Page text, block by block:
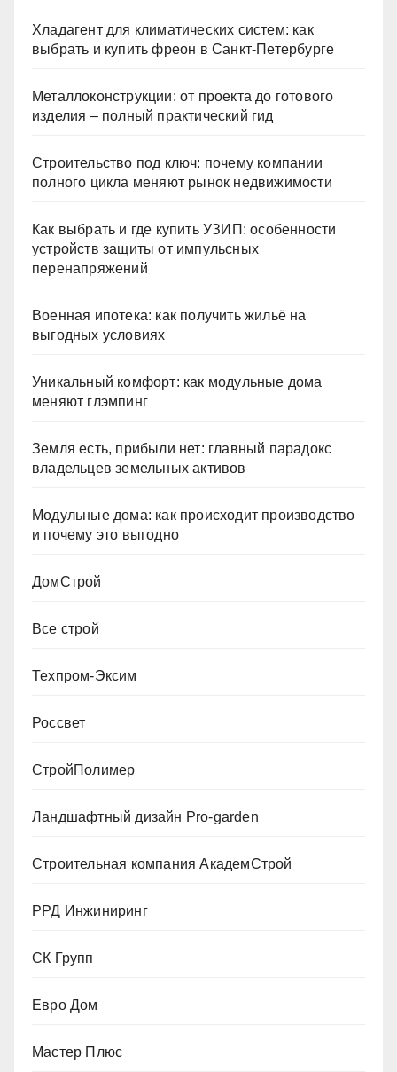
Хладагент для климатических систем: как
выбрать и купить фреон в Санкт-Петербурге
Металлоконструкции: от проекта до готового
изделия – полный практический гид
Строительство под ключ: почему компании
полного цикла меняют рынок недвижимости
Как выбрать и где купить УЗИП: особенности
устройств защиты от импульсных
перенапряжений
Военная ипотека: как получить жильё на
выгодных условиях
Уникальный комфорт: как модульные дома
меняют глэмпинг
Земля есть, прибыли нет: главный парадокс
владельцев земельных активов
Модульные дома: как происходит производство
и почему это выгодно
ДомСтрой
Все строй
Техпром-Эксим
Россвет
СтройПолимер
Ландшафтный дизайн Pro-garden
Строительная компания АкадемСтрой
РРД Инжиниринг
СК Групп
Евро Дом
Мастер Плюс